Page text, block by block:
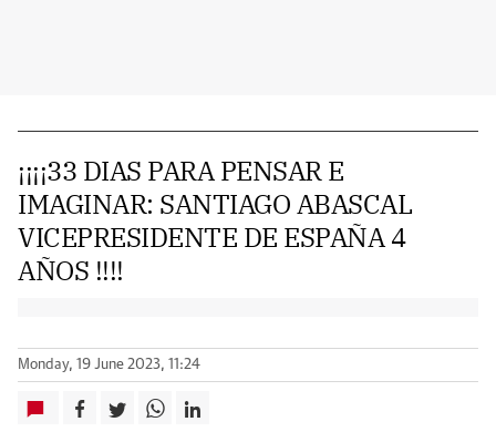
¡¡¡¡33 DIAS PARA PENSAR E
IMAGINAR: SANTIAGO ABASCAL
VICEPRESIDENTE DE ESPAÑA 4
AÑOS !!!!
Monday, 19 June 2023, 11:24